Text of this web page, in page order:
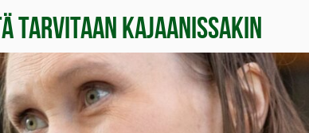
tarvitaan Kajaanissakin